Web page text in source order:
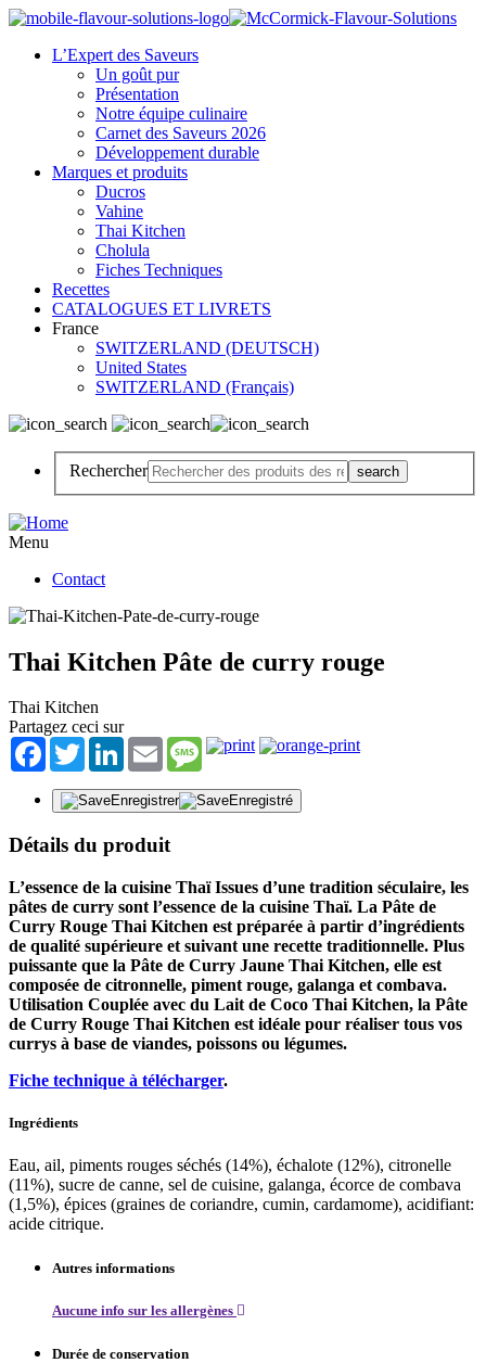
L’Expert des Saveurs
Un goût pur
Présentation
Notre équipe culinaire
Carnet des Saveurs 2026
Développement durable
Marques et produits
Ducros
Vahine
Thai Kitchen
Cholula
Fiches Techniques
Recettes
CATALOGUES ET LIVRETS
France
SWITZERLAND (DEUTSCH)
United States
SWITZERLAND (Français)
Rechercher
Menu
Contact
Thai Kitchen Pâte de curry rouge
Thai Kitchen
Partagez ceci sur
Facebook
TwitterLinkedInEmail Message
Enregistrer Enregistré
Détails du produit
L’essence de la cuisine Thaï Issues d’une tradition séculaire, les
pâtes de curry sont l’essence de la cuisine Thaï. La Pâte de
Curry Rouge Thai Kitchen est préparée à partir d’ingrédients
de qualité supérieure et suivant une recette traditionnelle. Plus
puissante que la Pâte de Curry Jaune Thai Kitchen, elle est
composée de citronnelle, piment rouge, galanga et combava.
Utilisation Couplée avec du Lait de Coco Thai Kitchen, la Pâte
de Curry Rouge Thai Kitchen est idéale pour réaliser tous vos
currys à base de viandes, poissons ou légumes.
Fiche technique à télécharger.
Ingrédients
Eau, ail, piments rouges séchés (14%), échalote (12%), citronelle
(11%), sucre de canne, sel de cuisine, galanga, écorce de combava
(1,5%), épices (graines de coriandre, cumin, cardamome), acidifiant:
acide citrique.
Autres informations
Aucune info sur les allergènes
Durée de conservation